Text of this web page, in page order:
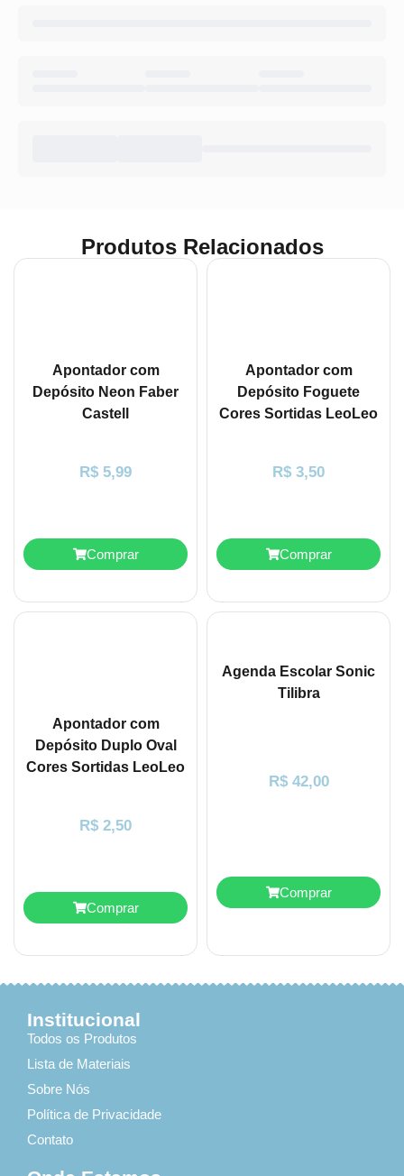
Produtos Relacionados
Apontador com
Depósito Neon Faber
Castell
R$ 5,99
Comprar
Apontador com
Depósito Foguete
Cores Sortidas LeoLeo
R$ 3,50
Comprar
Apontador com
Depósito Duplo Oval
Cores Sortidas LeoLeo
R$ 2,50
Comprar
Agenda Escolar Sonic
Tilibra
R$42,00
Comprar
Institucional
Todos os Produtos
Lista de Materiais
Sobre Nós
Política de Privacidade
Contato